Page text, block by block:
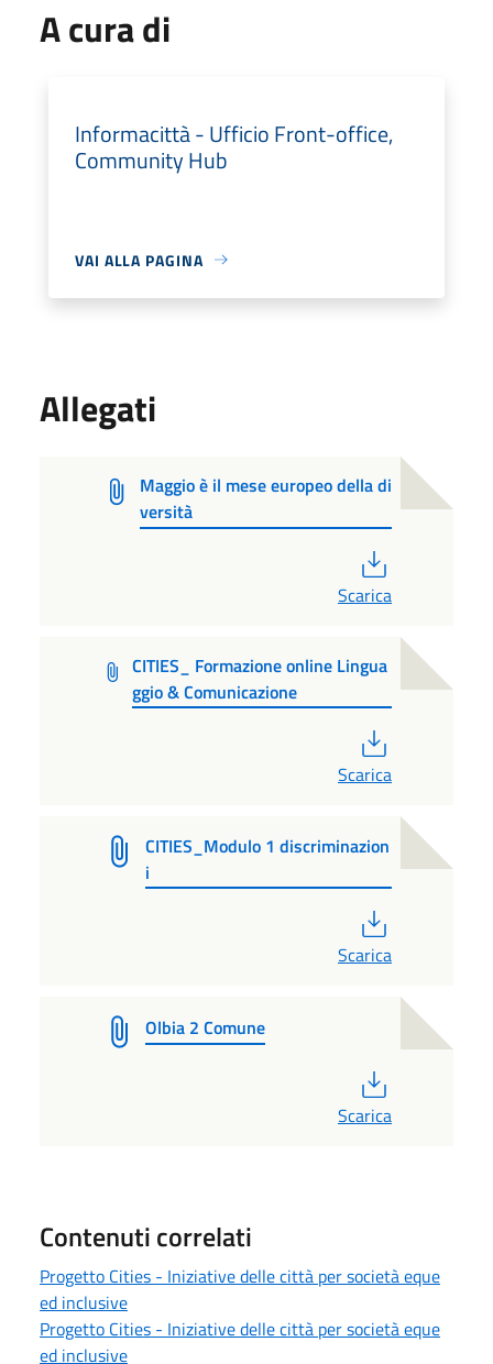
A cura di
Informacittà - Ufficio Front-office,
Community Hub
VAI ALLA PAGINA
Allegati
Maggio è il mese europeo della di
versità
Scarica
CITIES_ Formazione online Lingua
ggio & Comunicazione
Scarica
CITIES_Modulo 1 discriminazion
i
Scarica
Olbia 2 Comune
Scarica
Contenuti correlati
Progetto Cities - Iniziative delle città per società eque
ed inclusive
Progetto Cities - Iniziative delle città per società eque
ed inclusive